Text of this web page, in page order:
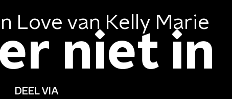
Love van Kelly Marie
niet in
DEEL VIA